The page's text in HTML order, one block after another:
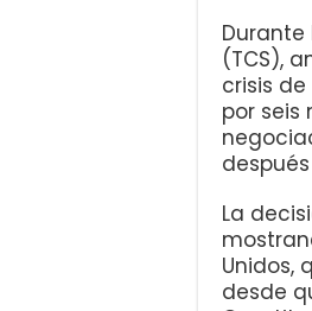
Durante
(TCS),
crisis
por seis
La
Unidos,
desde